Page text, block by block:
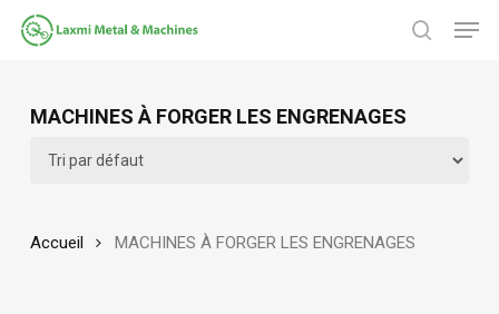
Passer
MACHINES À FORGER LES ENGRENAGES
Accueil MACHINES À FORGER LES ENGRENAGES